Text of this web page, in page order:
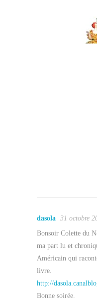
dasola 31 octobre
Bonsoir Colette du
ma part lu et
Américain qui
livre.
http://
Bonne soirée.